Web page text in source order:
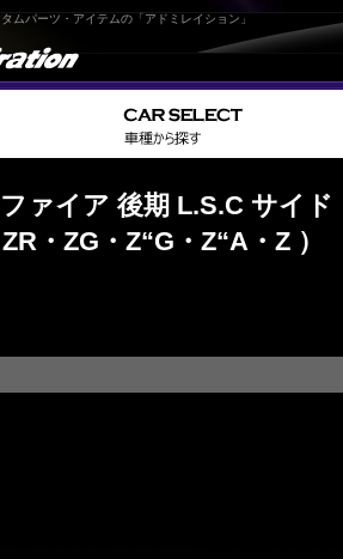
ムパーツ・アイテムの「アドミレイション」
ァイア 後期 L.S.C サイ
ZR・ZG・Z“G・Z“A・Z ）